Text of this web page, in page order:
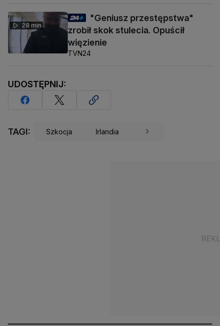
28 min
"Geniusz przestępstwa"
zrobił skok stulecia. Opuścił
więzienie
TVN24
UDOSTĘPNIJ:
TAGI: Szkocja Irlandia